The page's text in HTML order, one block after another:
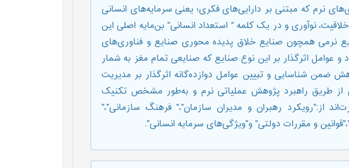
نرم که مبتنی بر دارایی‌های فکری؛ یعنی سرمایه‌های انسانی
نوآوری و در یک کلمه " استعداد انسانی" بن‌مایه اصلی این
همچون صنایع خلاق پدیده محوری صنایع و فناوری‌های
اثرگذار بر این نوع صنایع که صنایعی تمام مغز به شمار
ضمن شناسایی و تبیین عوامل دوازده‌گانه اثرگذار بر مدیریت
از طریق راهبرد پژوهش عملیاتی نرم و به‌طور مشخص تکنیک
از:"رویکرد رهبران و مدیران سازمان"،" فرهنگ سازمانی"،"
و مقررات دولتی" و"ویژگی‌های سرمایه انسانی".